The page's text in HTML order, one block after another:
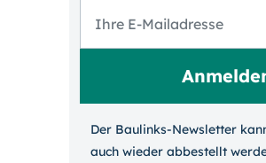
Der Baulinks-Newsletter
auch wieder ab­bestellt